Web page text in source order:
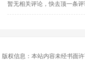
暂无相关评论，快去顶一条
版权信息：本站内容未经书面